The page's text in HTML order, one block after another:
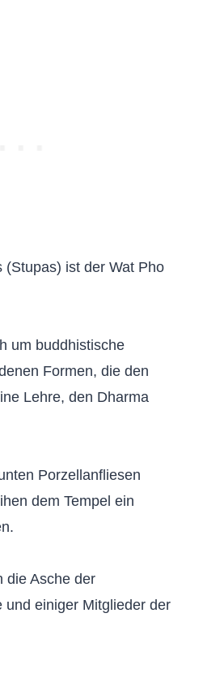
(Stupas) ist der Wat Pho
um buddhistische
Formen, die den
Lehre, den Dharma
Porzellanfliesen
dem Tempel ein
die Asche der
und einiger Mitglieder der